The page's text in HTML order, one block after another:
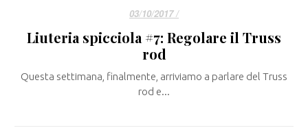
03/10/2017 /
Liuteria spicciola #7: Regolare il Truss
rod
Questa settimana, finalmente, arriviamo a parlare del Truss
rod e...